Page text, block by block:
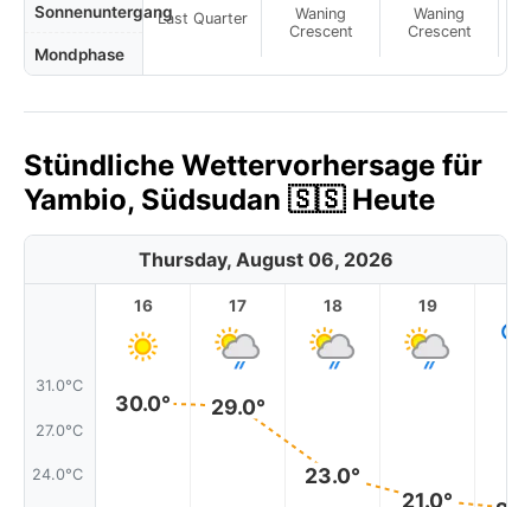
Sonnenuntergang
Mondphase
Last Quarter
Waning
Crescent
Waning
Crescent
Stündliche Wettervorhersage für
Yambio, Südsudan 🇸🇸 Heute
Thursday, August 06, 2026
31.0°C
27.0°C
24.0°C
16
30.0°
17
29.0°
18
23.0°
19
21.0°